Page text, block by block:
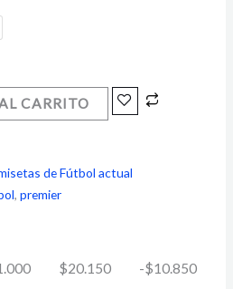
CARRITO
de Fútbol actual
, premier
$20.150 -$10.850